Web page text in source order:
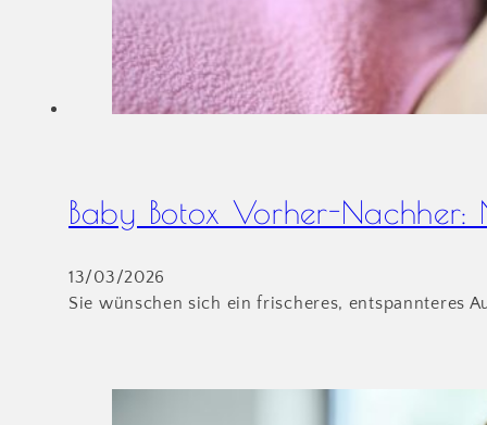
Baby Botox Vorher-Nachher:
13/03/2026
Sie wünschen sich ein frischeres, entspannteres